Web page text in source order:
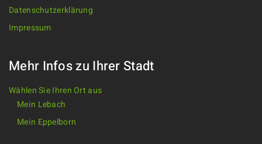
Datenschutzerklärung
Impressum
Mehr Infos zu Ihrer Stadt
Wählen Sie Ihren Ort aus
Mein Lebach
Mein Eppelborn